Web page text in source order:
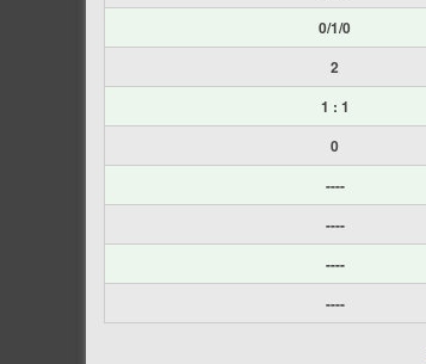
0/1/0
2
1 : 1
0
----
----
----
----